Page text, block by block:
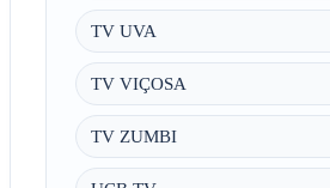
TV UVA
TV VIÇOSA
TV ZUMBI